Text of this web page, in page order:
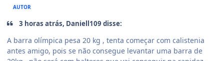
AUTOR
3 horas atrás, Daniell109 disse:
A barra olímpica pesa 20 kg , tenta começar com calistenia
antes amigo, pois se não consegue levantar uma barra de